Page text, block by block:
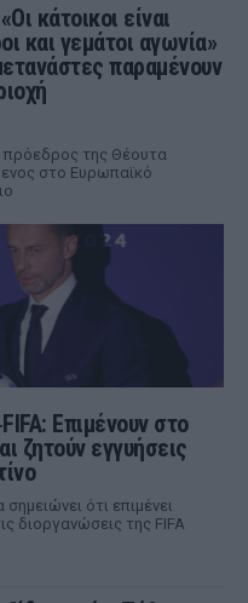
κάτοικοι είναι
και γεμάτοι αγωνία»
παραμένουν
πρόεδρος της Θέουτα
στο Ευρωπαϊκό
Επιμένουν στο
ζητούν εγγυήσεις
ότι επιμένει
διοργανώσεις της FIFA